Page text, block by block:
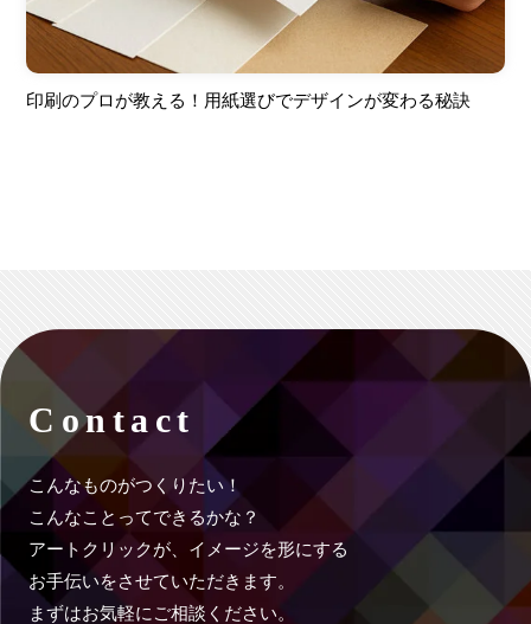
印刷のプロが教える！用紙選びでデザインが変わる秘訣
Contact
こんなものがつくりたい！
こんなことってできるかな？
アートクリックが、イメージを形にする
お手伝いをさせていただきます。
まずはお気軽にご相談ください。